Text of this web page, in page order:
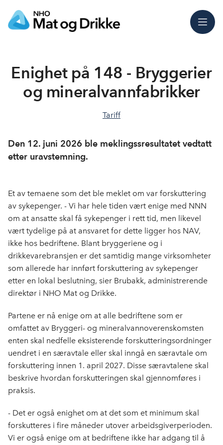
Meny
Enighet på 148 - Bryggerier
og mineralvannfabrikker
Tariff
Den 12. juni 2026 ble meklingssresultatet vedtatt
etter uravstemning.
Et av temaene som det ble meklet om var forskuttering
av sykepenger. - Vi har hele tiden vært enige med NNN
om at ansatte skal få sykepenger i rett tid, men likevel
vært tydelige på at ansvaret for dette ligger hos NAV,
ikke hos bedriftene. Blant bryggeriene og i
drikkevarebransjen er det samtidig mange virksomheter
som allerede har innført forskuttering av sykepenger
etter en lokal beslutning, sier Brubakk, administrerende
direktør i NHO Mat og Drikke.
Partene er nå enige om at alle bedriftene som er
omfattet av Bryggeri- og mineralvannoverenskomsten
enten skal nedfelle eksisterende forskutteringsordninger
uendret i en særavtale eller skal inngå en særavtale om
forskuttering innen 1. april 2027. Disse særavtalene skal
beskrive hvordan forskutteringen skal gjennomføres i
praksis.
- Det er også enighet om at det som et minimum skal
forskutteres i fire måneder utover arbeidsgiverperioden.
Vi er også enige om at bedriftene ikke har adgang til å